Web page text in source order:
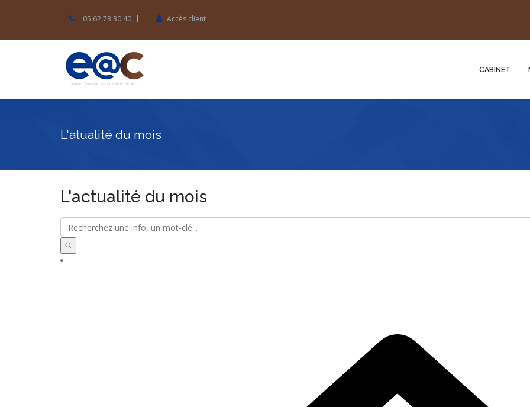
05 62 73 30 40 Accès client
CABINET
L'atualité du mois
L'actualité du mois